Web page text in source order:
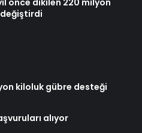
değiştirdi
kiloluk gübre desteği
alıyor